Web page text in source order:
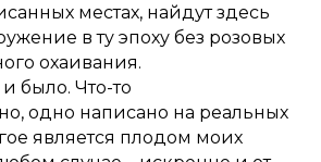
местах, найдут здесь
в ту эпоху без розовых
охаивания.
было. Что-то
одно написано на реальных
является плодом моих